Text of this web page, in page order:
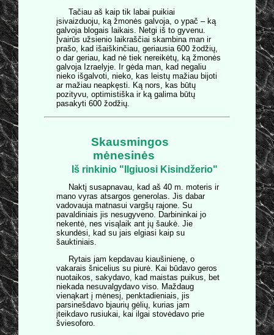
Tačiau aš kaip tik labai puikiai
įsivaizduoju, ką žmonės galvoja, o ypač – ką
galvoja blogais laikais. Netgi iš to gyvenu.
Įvairūs užsienio laikraščiai skambina man ir
prašo, kad išaiškinčiau, geriausia 600 žodžių,
o dar geriau, kad nė tiek nereikėtų, ką žmonės
galvoja Izraelyje. Ir gėda man, kad negaliu
nieko išgalvoti, nieko, kas leistų mažiau bijoti
ar mažiau neapkęsti. Ką nors, kas būtų
pozityvu, optimistiška ir ką galima būtų
pasakyti 600 žodžių.
Skausmingos
mėnesinės
Iš rinkinio "Ilgiuosi Kisindžerio"
Naktį susapnavau, kad aš 40 m. moteris ir
mano vyras atsargos generolas. Jis dabar
vadovauja matnasui vargšų rajone. Su
pavaldiniais jis nesugyveno. Darbininkai jo
nekentė, nes visąlaik ant jų šaukė. Jie
skundėsi, kad su jais elgiasi kaip su
šauktiniais.
Rytais jam kepdavau kiaušinienę, o
vakarais šnicelius su piurė. Kai būdavo geros
nuotaikos, sakydavo, kad maistas puikus, bet
niekada nesuvalgydavo viso. Maždaug
vienąkart į mėnesį, penktadieniais, jis
parsinešdavo bjaurių gėlių, kurias jam
įteikdavo rusiukai, kai ilgai stovėdavo prie
šviesoforo.